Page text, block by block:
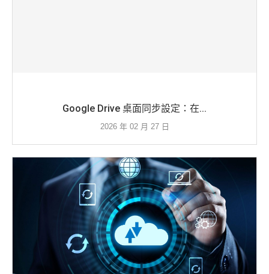
Google Drive 桌面同步設定：在...
2026 年 02 月 27 日